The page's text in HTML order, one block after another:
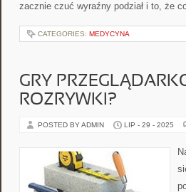
zacznie czuć wyraźny podział i to, że
CATEGORIES: MEDYCYNA
GRY
ROZRYWKI?
POSTED BY ADMIN LIP - 29 - 2025